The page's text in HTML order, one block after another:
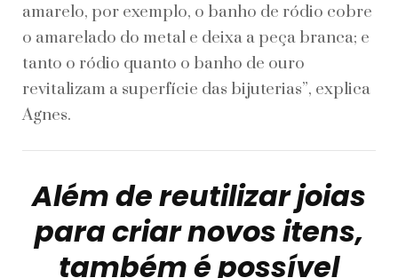
amarelo, por exemplo, o banho de ródio cobre
o amarelado do metal e deixa a peça branca; e
tanto o ródio quanto o banho de ouro
revitalizam a superfície das bijuterias”, explica
Agnes.
Além de reutilizar joias
para criar novos itens,
também é possível